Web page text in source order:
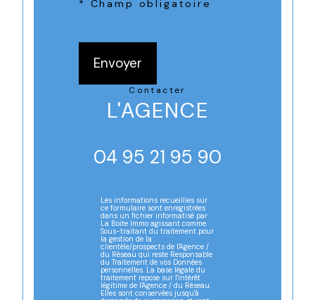
* Champ obligatoire
Envoyer
contacter
L'AGENCE
04 95 21 95 90
Les informations recueillies sur
ce formulaire sont enregistrées
dans un fichier informatisé par
La Boite Immo agissant comme
Sous-traitant du traitement pour
la gestion de la
clientèle/prospects de l'Agence /
du Réseau qui reste Responsable
du Traitement de vos Données
personnelles. La base légale du
traitement repose sur l'intérêt
légitime de l'Agence / du Réseau.
Elles sont conservées jusqu'à